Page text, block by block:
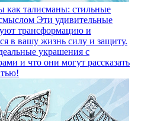
талисманы: стильные
Эти удивительные
трансформацию и
в вашу жизнь силу и защиту.
украшения с
и что они могут рассказать